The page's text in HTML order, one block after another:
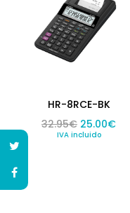
HR-8RCE-BK
32.95€ El precio
25.00€El
IVA incluido